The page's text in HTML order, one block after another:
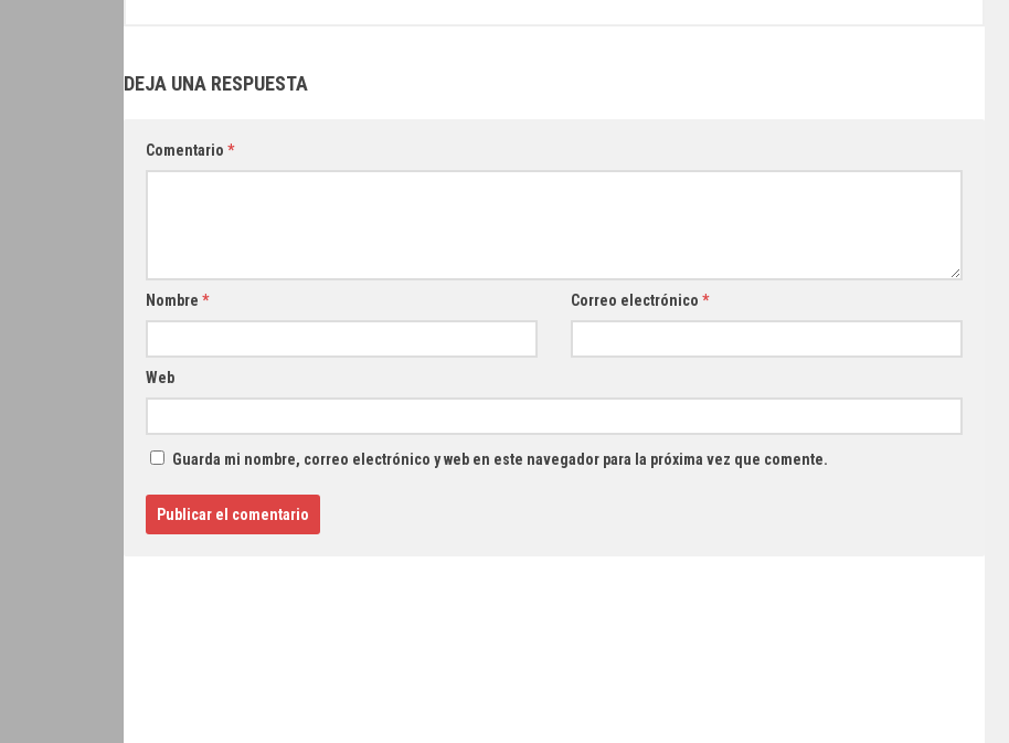
DEJA UNA RESPUESTA
Comentario *
Nombre * Correo electrónico *
Web
Guarda mi nombre, correo electrónico y web en este navegador para la próxima vez que comente.